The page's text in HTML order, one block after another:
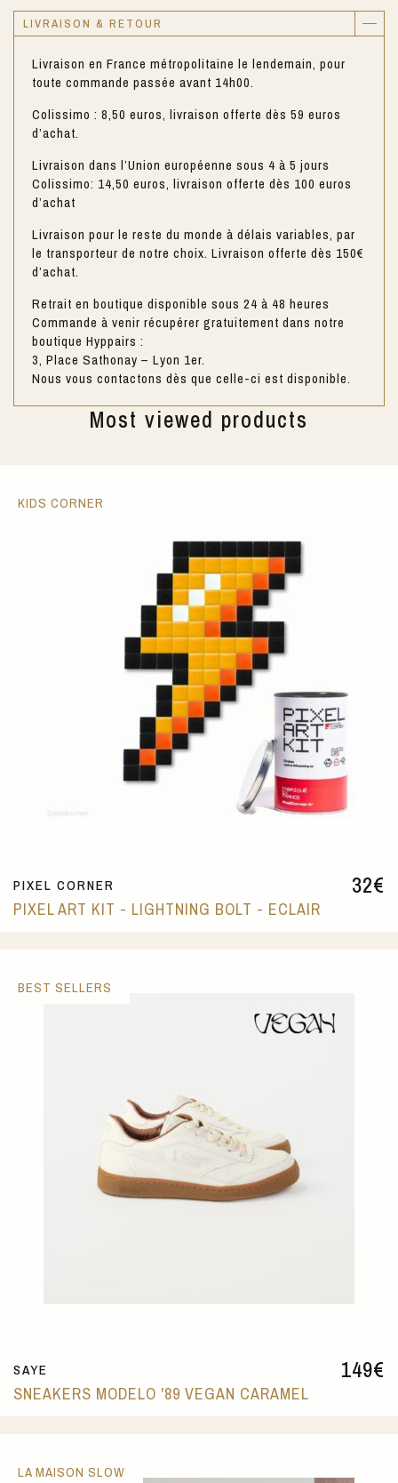
LIVRAISON & RETOUR
Livraison en France métropolitaine le lendemain, pour
toute commande passée avant 14h00.
Colissimo : 8,50 euros, livraison offerte dès 59 euros
d’achat.
Livraison dans l’Union européenne sous 4 à 5 jours
Colissimo: 14,50 euros, livraison offerte dès 100 euros
d’achat
Livraison pour le reste du monde à délais variables, par
le transporteur de notre choix. Livraison offerte dès 150€
d’achat.
Retrait en boutique disponible sous 24 à 48 heures
Commande à venir récupérer gratuitement dans notre
boutique Hyppairs :
3, Place Sathonay – Lyon 1er.
Nous vous contactons dès que celle-ci est disponible.
Most viewed products
32€
PIXEL CORNER
PIXEL ART KIT - LIGHTNING BOLT - ECLAIR
KIDS CORNER
149€
SAYE
SNEAKERS MODELO '89 VEGAN CARAMEL
BEST SELLERS
LA MAISON SLOW